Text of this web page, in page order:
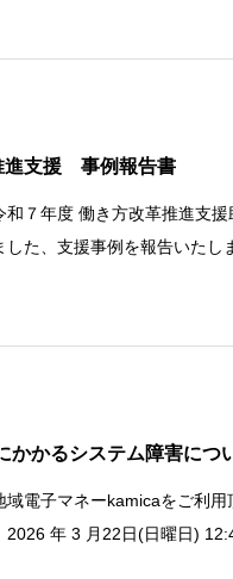
進支援 事例報告書
和７年度 働き方改革推進支
した、支援事例を報告いたし
かかるシステム障害につ
域電子マネーkamicaをご利
2026 年 3 月22日(日曜日)